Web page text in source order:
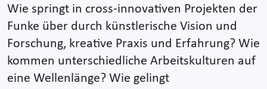
Wie springt in cross-innovativen Projekten der
Funke über durch künstlerische Vision und
Forschung, kreative Praxis und Erfahrung? Wie
kommen unterschiedliche Arbeitskulturen auf
eine Wellenlänge? Wie gelingt